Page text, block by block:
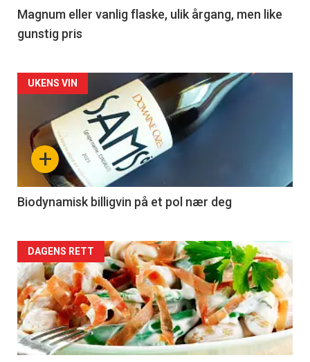
3
Magnum eller vanlig flaske, ulik årgang, men like
gunstig pris
Forsiden
akkurat
nå
4
+
UKENS VIN
Biodynamisk billigvin på et pol nær deg
Forsiden
akkurat
nå
-
DAGENS RETT